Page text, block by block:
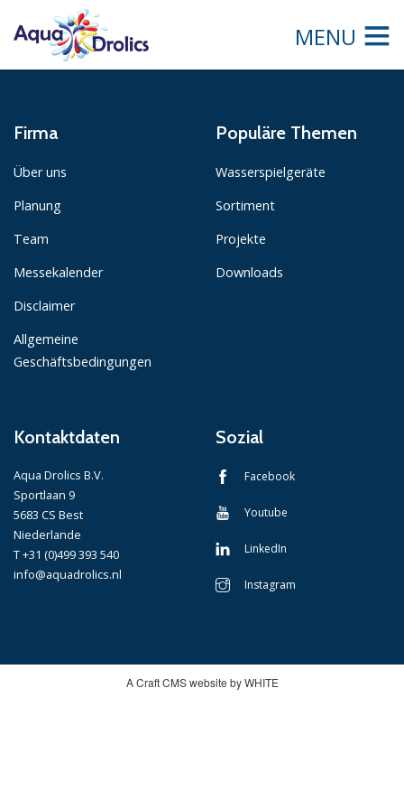
MENU
Firma
Über uns
Planung
Team
Messekalender
Disclaimer
Allgemeine
Geschäftsbedingungen
Populäre Themen
Wasserspielgeräte
Sortiment
Projekte
Downloads
Kontaktdaten
Aqua Drolics B.V.
Sportlaan 9
5683 CS Best
Niederlande
T +31 (0)499 393 540
info@aquadrolics.nl
Sozial
Facebook
Youtube
LinkedIn
Instagram
A Craft CMS website by WHITE